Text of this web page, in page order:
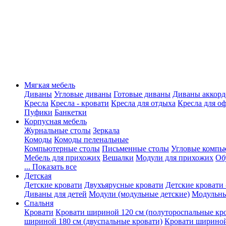
Мягкая мебель
Диваны Угловые диваны Готовые диваны Диваны
Кресла Кресла - кровати Кресла для отдыха Кресла для
Пуфики Банкетки
Корпусная мебель
Журнальные столы Зеркала
Комоды Комоды пеленальные
Компьютерные столы Письменные столы Угловые
Мебель для прихожих Вешалки Модули для прихожих
... Показать все
Детская
Детские кровати Двухъярусные кровати Детские
Диваны для детей Модули (модульные детские)
Спальня
Кровати Кровати шириной 120 см (полутороспальные
шириной 180 см (двуспальные кровати) Кровати